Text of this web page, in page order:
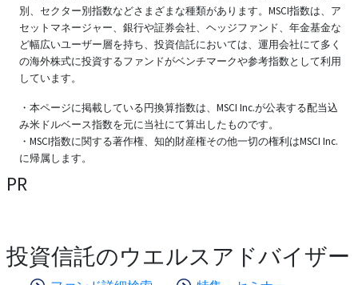
別、セクター別指数などさまざまな種類があります。MSCI指数は、ア
セットマネージャー、銀行や証券会社、ヘッジファンド、年金基金な
ど幅広いユーザー層を持ち、投資信託においては、運用会社にて多く
の海外株式に投資するファンドがベンチマークや参考指数として利用
しています。
・本ページに掲載している円換算指数は、MSCI Inc.が公表する配当込
み米ドルベース指数を元に当社にて算出したものです。
・MSCI指数に関する著作権、知的財産権その他一切の権利はMSCI Inc.
に帰属します。
PR
投資信託のウエルスアドバイザー